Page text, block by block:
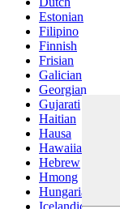
Estonian
Filipino
Finnish
Frisian
Galician
Georgian
Gujarati
Haitian
Hausa
Hawaiian
Hebrew
Hmong
Hungarian